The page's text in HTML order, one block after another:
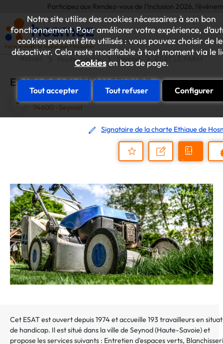
Notre site utilise des cookies nécessaires à son bon
fonctionnement. Pour améliorer votre expérience,
cookies peuvent être utilisés : vous pouvez choisir de
désactiver. Cela reste modifiable à tout moment via le
Cookiesen bas de page.
Tout accepter Tout refuser Configurer
Participez aux Rendez-vous de l'Inclusion 2026,
Accueil Haute-Savoie Seynod
ESAT LE PARMELAN SEYNOD
8, RUE LOUIS BREGUET
74600 -Seynod
Signataire de la charte Ethique de
au
dossier
Nous
Demander
Cet ESAT est ouvert depuis 1974 et accueille 193 travailleurs en
de handicap. Il est situé dans la ville deSeynod(Haute-Savoie) et
propose les services suivants : Entretien d'espaces verts,